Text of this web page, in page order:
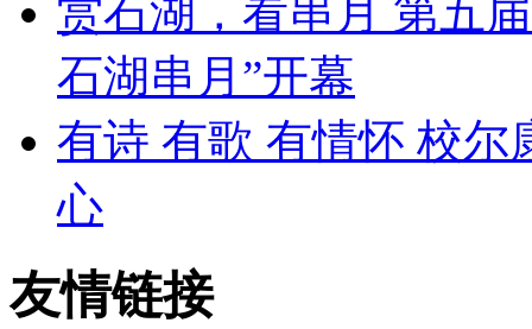
赏石湖，看串月 第五
石湖串月”开幕
有诗 有歌 有情怀 校尔
心
友情链接